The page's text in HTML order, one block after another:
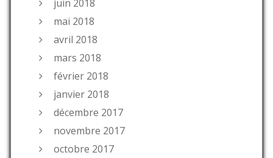
juin 2018
mai 2018
avril 2018
mars 2018
février 2018
janvier 2018
décembre 2017
novembre 2017
octobre 2017